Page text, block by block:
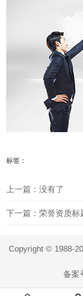
标签：
上一篇：没有了
下一篇：荣誉资质标
Copyright © 1988-
备案